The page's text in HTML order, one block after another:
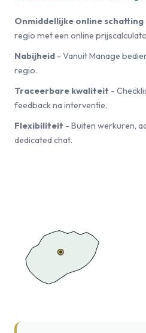
Onmiddellijke online schatting
regio met een online
Nabijheid - Vanuit Manage
regio.
Traceerbare kwaliteit -
feedback na interventie.
Flexibiliteit - Buiten werkuren,
dedicated chat.